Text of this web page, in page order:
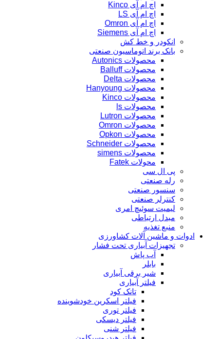
اچ ام آی Kinco
اچ ام آی LS
اچ ام آی Omron
اچ ام آی Siemens
انکودر و خط کش
بانک برند اتوماسیون صنعتی
محصولات Autonics
محصولات Balluff
محصولات Delta
محصولات Hanyoung
محصولات Kinco
محصولات ls
محصولات Lutron
محصولات Omron
محصولات Opkon
محصولات Schneider
محصولات simens
محولات Fatek
پی ال سی
رله صنعتی
سنسور صنعتی
کنترلر صنعتی
لیمیت سوئیچ امری
مبدل ارتباطی
منبع تغذیه
ادوات و ماشین آلات کشاورزی
تجهیزات آبیاری تحت فشار
آب پاش
بابلر
شیر برقی آبیاری
فیلتر آبیاری
تانک کود
فیلتر اسکرین خودشوینده
فیلتر توری
فیلتر دیسکی
فیلتر شنی